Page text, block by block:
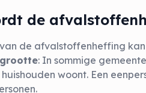
de
de afvalstoffenheffing
: In sommige
woont. Een